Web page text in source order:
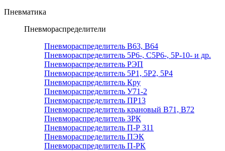
Пневматика
Пневмораспределители
Пневмораспределитель В63, В64
Пневмораспределитель 5Р6-, С5Р6-, 5Р-10- и др.
Пневмораспределитель РЭП
Пневмораспределитель 5Р1, 5Р2, 5Р4
Пневмораспределитель Кру
Пневмораспределитель У71-2
Пневмораспределитель ПР13
Пневмораспределитель крановый В71, В72
Пневмораспределитель 3РК
Пневмораспределитель П-Р 311
Пневмораспределитель ПЭК
Пневмораспределитель П-РК